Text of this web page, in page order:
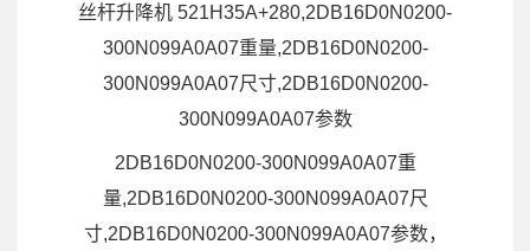
丝杆升降机 521H35A+280,2DB16D0N0200-
300N099A0A07重量,2DB16D0N0200-
300N099A0A07尺寸,2DB16D0N0200-
300N099A0A07参数
2DB16D0N0200-300N099A0A07重
量,2DB16D0N0200-300N099A0A07尺
寸,2DB16D0N0200-300N099A0A07参数，